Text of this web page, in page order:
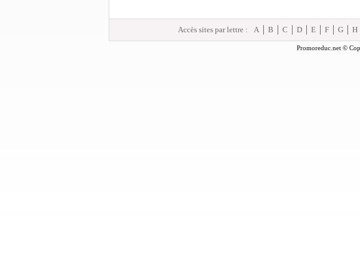
Accès sites par lettre : A B C D E F G H
Promoreduc.net ©